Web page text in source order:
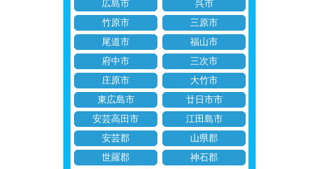
広島市
呉市
竹原市
三原市
尾道市
福山市
府中市
三次市
庄原市
大竹市
東広島市
廿日市市
安芸高田市
江田島市
安芸郡
山県郡
世羅郡
神石郡